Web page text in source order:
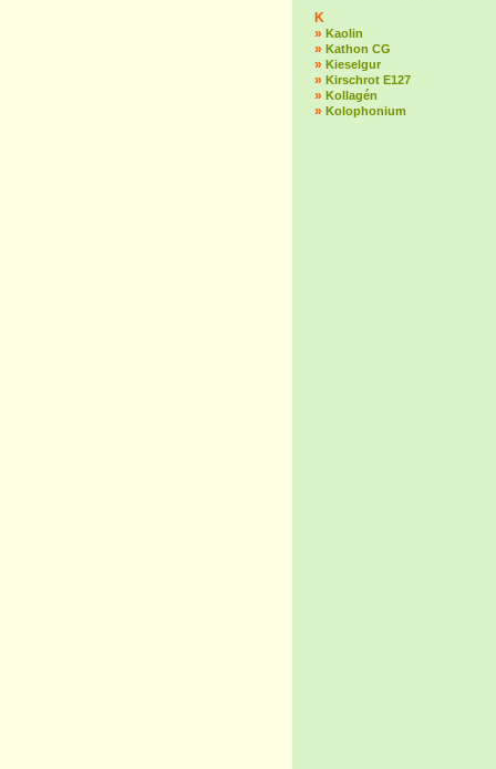
K
» Kaolin
» Kathon CG
» Kieselgur
» Kirschrot E127
» Kollagén
» Kolophonium